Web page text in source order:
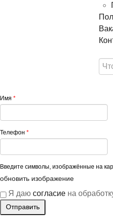
Имя *
Телефон *
Введите символы, изображённые на
обновить изображение
Я даю согласие на